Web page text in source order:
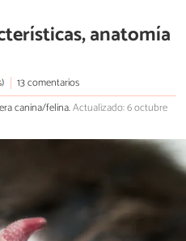
anatomía
13 comentarios
canina/felina.Actualizado: 6 octubre